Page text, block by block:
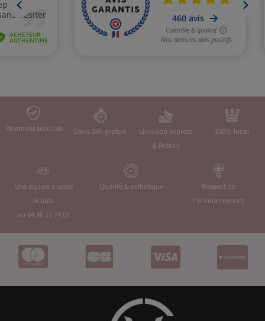
Paiement sécurisé Devis 24h gratuit
Livraison express
& Retrait
100% local
Une équipe à votre
écoute
au 04 86 17 74 01
Qualité & esthétique
Respect de
l'environnement